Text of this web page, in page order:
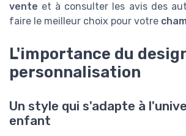
vente et à consulter les avis des
faire le meilleur choix pour votre
L'importance du
personnalisation
Un style qui s'adapte à
enfant